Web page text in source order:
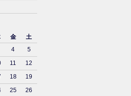
金
土
4
5
11
12
18
19
25 26